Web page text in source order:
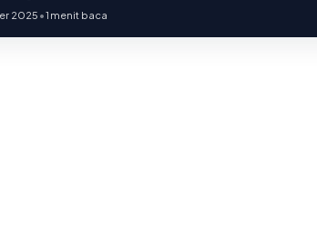
2025 •1 menit baca